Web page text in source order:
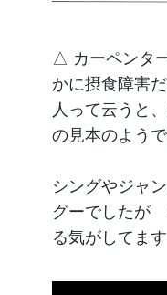
△ カーペンタ
かに摂食障害
人って云うと
の見本のよう
シングやジャ
グーでしたが
る気がしてます